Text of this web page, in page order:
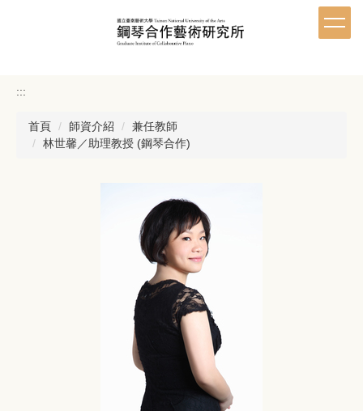
容:::
首頁 師資介紹
兼任教師
林世馨／助理教授 (鋼琴合作)